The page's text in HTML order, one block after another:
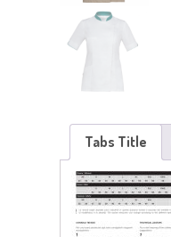
Tabs Title